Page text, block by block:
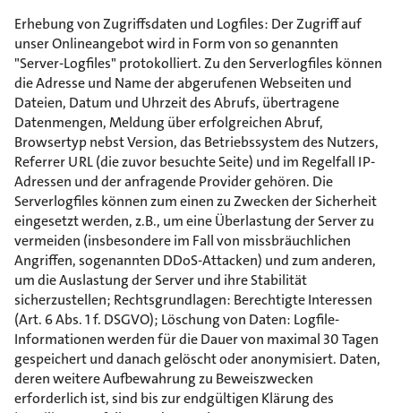
Erhebung von Zugriffsdaten und Logfiles: Der Zugriff auf
unser Onlineangebot wird in Form von so genannten
"Server-Logfiles" protokolliert. Zu den Serverlogfiles können
die Adresse und Name der abgerufenen Webseiten und
Dateien, Datum und Uhrzeit des Abrufs, übertragene
Datenmengen, Meldung über erfolgreichen Abruf,
Browsertyp nebst Version, das Betriebssystem des Nutzers,
Referrer URL (die zuvor besuchte Seite) und im Regelfall IP-
Adressen und der anfragende Provider gehören. Die
Serverlogfiles können zum einen zu Zwecken der Sicherheit
eingesetzt werden, z.B., um eine Überlastung der Server zu
vermeiden (insbesondere im Fall von missbräuchlichen
Angriffen, sogenannten DDoS-Attacken) und zum anderen,
um die Auslastung der Server und ihre Stabilität
sicherzustellen; Rechtsgrundlagen: Berechtigte Interessen
(Art. 6 Abs. 1 f. DSGVO); Löschung von Daten: Logfile-
Informationen werden für die Dauer von maximal 30 Tagen
gespeichert und danach gelöscht oder anonymisiert. Daten,
deren weitere Aufbewahrung zu Beweiszwecken
erforderlich ist, sind bis zur endgültigen Klärung des